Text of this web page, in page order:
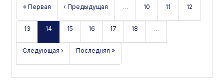
« Первая ‹ Предыдущая … 10 11 12
13 14 15 16 17 18 …
Следующая › Последняя »